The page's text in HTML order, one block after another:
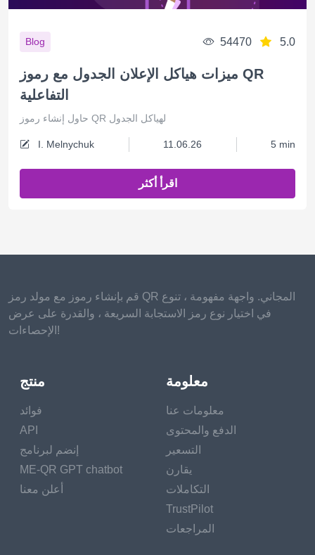
Blog 54470 5.0
ميزات هياكل الإعلان الجدول مع رموز QR
التفاعلية
حاول إنشاء رموز QR لهياكل الجدول
I. Melnychuk 11.06.26 5 min
اقرأ أكثر
قم بإنشاء رموز مع مولد رمز QR المجاني. واجهة مفهومة ، تنوع
في اختيار نوع رمز الاستجابة السريعة ، والقدرة على عرض
الإحصاءات!
منتج
فوائد
API
إنضم لبرنامج
ME-QR GPT chatbot
أعلن معنا
معلومة
معلومات عنا
الدفع والمحتوى
التسعير
يقارن
التكاملات
TrustPilot
المراجعات